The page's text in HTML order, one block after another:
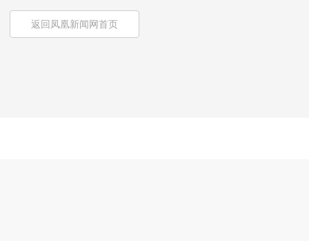
返回凤凰新闻网首页